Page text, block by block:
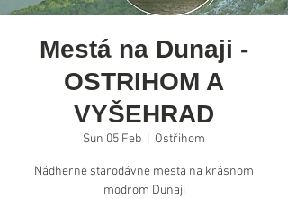
Mestá na Dunaji -
OSTRIHOM A
VYŠEHRAD
Sun 05 Feb Ostřihom
Nádherné starodávne mestá na krásnom
modrom Dunaji